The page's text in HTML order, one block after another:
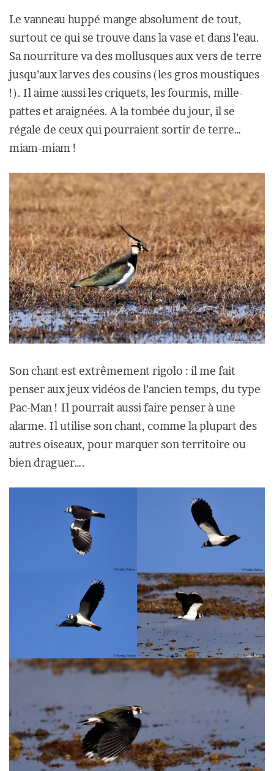
Le vanneau huppé mange absolument de tout,
surtout ce qui se trouve dans la vase et dans l’eau.
Sa nourriture va des mollusques aux vers de terre
jusqu’aux larves des cousins (les gros moustiques
!). Il aime aussi les criquets, les fourmis, mille-
pattes et araignées. A la tombée du jour, il se
régale de ceux qui pourraient sortir de terre…
miam-miam !
Son chant est extrêmement rigolo : il me fait
penser aux jeux vidéos de l’ancien temps, du type
Pac-Man ! Il pourrait aussi faire penser à une
alarme. Il utilise son chant, comme la plupart des
autres oiseaux, pour marquer son territoire ou
bien draguer….